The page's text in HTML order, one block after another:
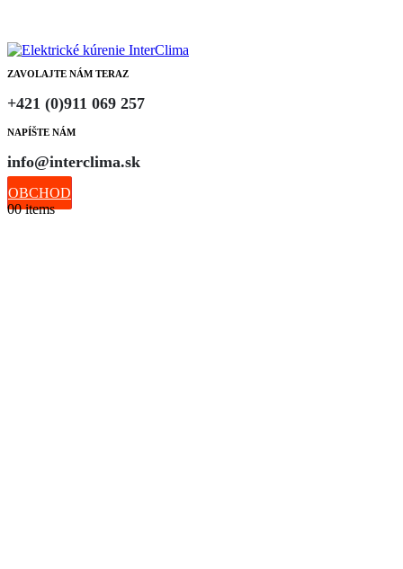
ZAVOLAJTE NÁM TERAZ
+421 (0)911 069 257
NAPÍŠTE NÁM
info@interclima.sk
OBCHOD
00 items